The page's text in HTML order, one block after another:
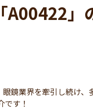
」
鏡業界を牽引し続け、
す！